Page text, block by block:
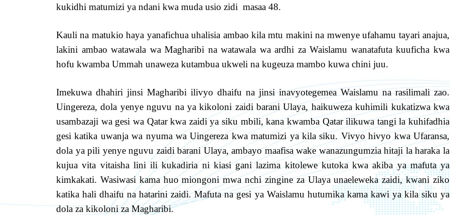
kukidhi matumizi ya ndani kwa muda usio zidi masaa 48.
Kauli na matukio haya yanafichua uhalisia ambao kila mtu makini na mwenye ufahamu tayari anajua,
lakini ambao watawala wa Magharibi na watawala wa ardhi za Waislamu wanatafuta kuuficha kwa
hofu kwamba Ummah unaweza kutambua ukweli na kugeuza mambo kuwa chini juu.
Imekuwa dhahiri jinsi Magharibi ilivyo dhaifu na jinsi inavyotegemea Waislamu na rasilimali zao.
Uingereza, dola yenye nguvu na ya kikoloni zaidi barani Ulaya, haikuweza kuhimili kukatizwa kwa
usambazaji wa gesi wa Qatar kwa zaidi ya siku mbili, kana kwamba Qatar ilikuwa tangi la kuhifadhia
gesi katika uwanja wa nyuma wa Uingereza kwa matumizi ya kila siku. Vivyo hivyo kwa Ufaransa,
dola ya pili yenye nguvu zaidi barani Ulaya, ambayo maafisa wake wanazungumzia hitaji la haraka la
kujua vita vitaisha lini ili kukadiria ni kiasi gani lazima kitolewe kutoka kwa akiba ya mafuta ya
kimkakati. Wasiwasi kama huo miongoni mwa nchi zingine za Ulaya unaeleweka zaidi, kwani ziko
katika hali dhaifu na hatarini zaidi. Mafuta na gesi ya Waislamu hutumika kama kawi ya kila siku ya
dola za kikoloni za Magharibi.